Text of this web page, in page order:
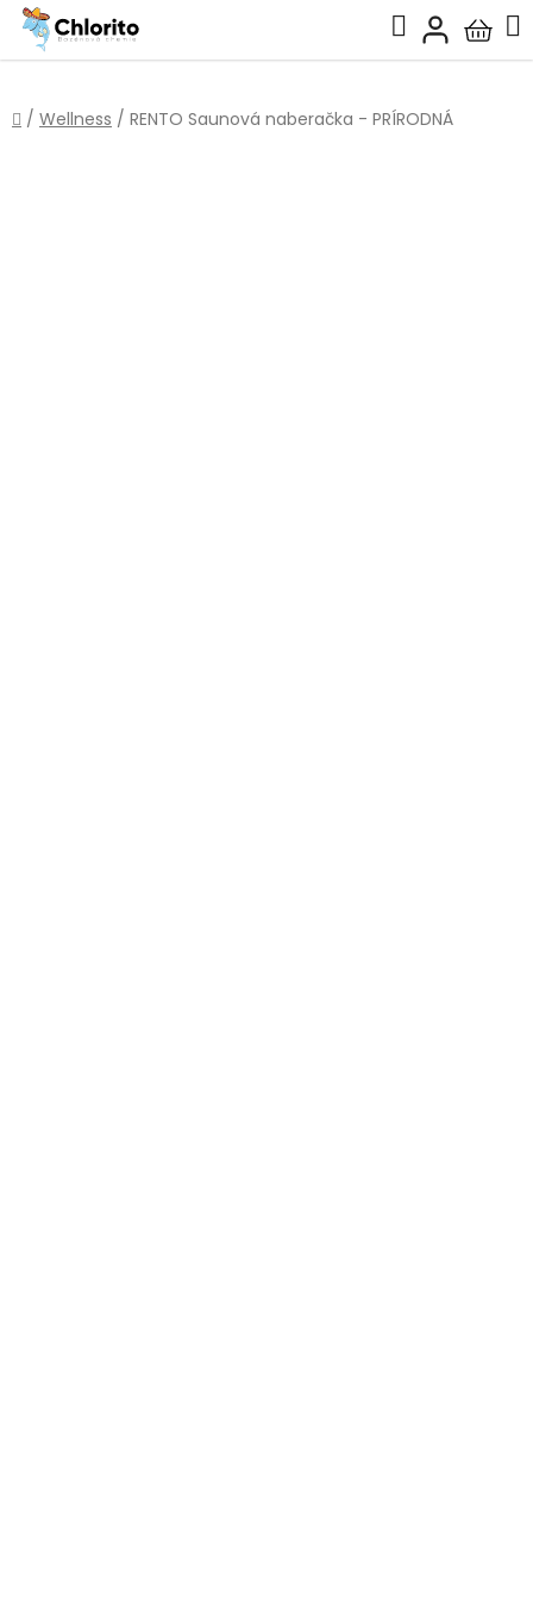
Prejsť
obsah
Hľadať
košík
Domov
/ Wellness / RENTO Saunová naberačka - PRÍRODNÁ